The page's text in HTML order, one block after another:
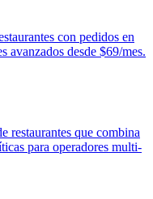
con pedidos en
avanzados desde $69/mes.
restaurantes que combina
para operadores multi-